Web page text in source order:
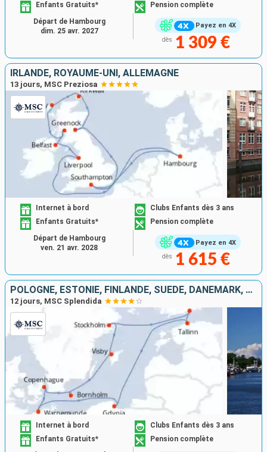
Payez en 4X
Enfants Gratuits*
Pension complète
dès 1 309 €
Départ de Hambourg
dim. 25 avr. 2027
IRLANDE, ROYAUME-UNI, ALLEMAGNE
13 jours, MSC Preziosa
Payez en 4X
Internet à bord
Clubs Enfants dès 3 ans
Enfants Gratuits*
Pension complète
dès 1 615 €
Départ de Hambourg
ven. 21 avr. 2028
POLOGNE, ESTONIE, FINLANDE, SUÈDE, DANEMARK, ALLEMAGNE
12 jours, MSC Splendida
Internet à bord
Clubs Enfants dès 3 ans
Enfants Gratuits*
Pension complète